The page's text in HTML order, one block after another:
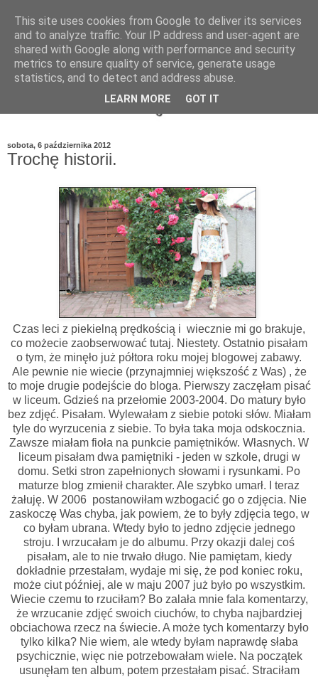
sobota, 6 października 2012
Trochę historii.
Czas leci z piekielną prędkością i wiecznie mi go brakuje,
co możecie zaobserwować tutaj. Niestety. Ostatnio pisałam
o tym, że minęło już półtora roku mojej blogowej zabawy.
Ale pewnie nie wiecie (przynajmniej większość z Was) , że
to moje drugie podejście do bloga. Pierwszy zaczęłam pisać
w liceum. Gdzieś na przełomie 2003-2004. Do matury było
bez zdjęć. Pisałam. Wylewałam z siebie potoki słów. Miałam
tyle do wyrzucenia z siebie. To była taka moja odskocznia.
Zawsze miałam fioła na punkcie pamiętników. Własnych. W
liceum pisałam dwa pamiętniki - jeden w szkole, drugi w
domu. Setki stron zapełnionych słowami i rysunkami. Po
maturze blog zmienił charakter. Ale szybko umarł. I teraz
żałuję. W 2006 postanowiłam wzbogacić go o zdjęcia. Nie
zaskoczę Was chyba, jak powiem, że to były zdjęcia tego, w
co byłam ubrana. Wtedy było to jedno zdjęcie jednego
stroju. I wrzucałam je do albumu. Przy okazji dalej coś
pisałam, ale to nie trwało długo. Nie pamiętam, kiedy
dokładnie przestałam, wydaje mi się, że pod koniec roku,
może ciut później, ale w maju 2007 już było po wszystkim.
Wiecie czemu to rzuciłam? Bo zalała mnie fala komentarzy,
że wrzucanie zdjęć swoich ciuchów, to chyba najbardziej
obciachowa rzecz na świecie. A może tych komentarzy było
tylko kilka? Nie wiem, ale wtedy byłam naprawdę słaba
psychicznie, więc nie potrzebowałam wiele. Na początek
usunęłam ten album, potem przestałam pisać. Straciłam
This site uses cookies from Google to deliver its services
and to analyze traffic. Your IP address and user-agent are
shared with Google along with performance and security
metrics to ensure quality of service, generate usage
statistics, and to detect and address abuse.
LEARN MORE GOT IT